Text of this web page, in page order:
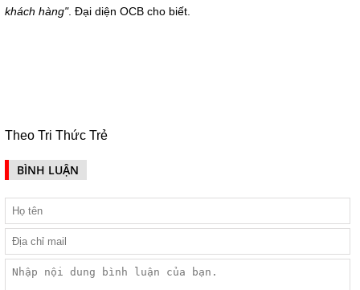
khách hàng". Đại diện OCB cho biết.
Theo Tri Thức Trẻ
BÌNH LUẬN